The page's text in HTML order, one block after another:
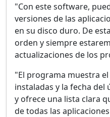
"Con este software,
versiones de las
en su disco duro. De
orden y siempre
actualizaciones de los
"El programa muestra
instaladas y la fecha del
y ofrece una lista clara
de todas las